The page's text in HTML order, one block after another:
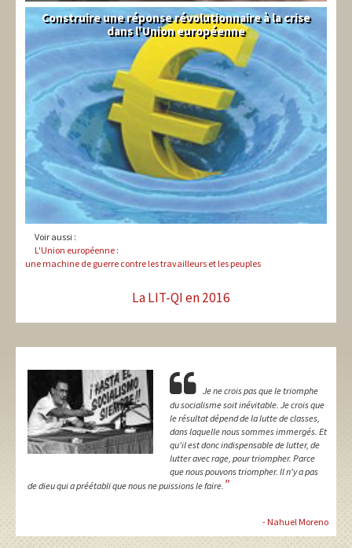
Syndical
Construire une réponse révolutionnaire à la crise
dans l'Union européenne
Voir aussi :
L'Union européenne :
une machine de guerre contre les travailleurs et les peuples
La LIT-QI en 2016
Je ne crois pas que le triomphe
du socialisme soit inévitable. Je crois que
le résultat dépend de la lutte de classes,
dans laquelle nous sommes immergés. Et
qu'il est donc indispensable de lutter, de
lutter avec rage, pour triompher. Parce
que nous pouvons triompher. Il n'y a pas
de dieu qui a préétabli que nous ne puissions le faire. "
- Nahuel Moreno